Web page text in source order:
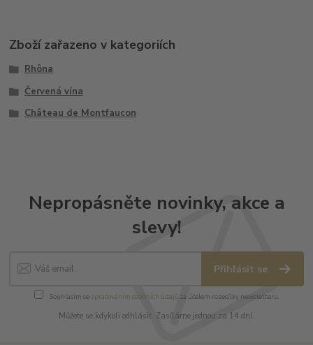
Zboží zařazeno v kategoriích
Rhôna
Červená vína
Château de Montfaucon
Nepropásněte novinky, akce a
slevy!
Přihlásit se
Souhlasím se zpracováním osobních údajůza účelem rozesílky newsletteru.
Můžete se kdykoli odhlásit. Zasíláme jednou za 14 dní.